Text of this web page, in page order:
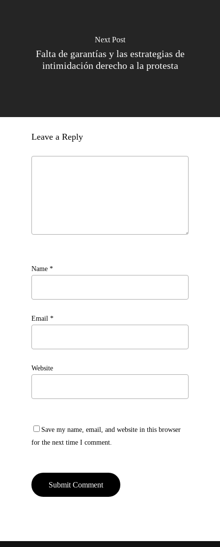
Next Post
Falta de garantías y las estrategias de
intimidación derecho a la protesta
Leave a Reply
Name *
Email *
Website
Save my name, email, and website in this browser
for the next time I comment.